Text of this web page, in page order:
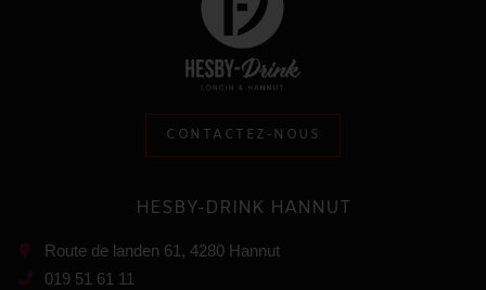
CONTACTEZ-NOUS
HESBY-DRINK HANNUT
Route de landen 61, 4280 Hannut
019 51 61 11